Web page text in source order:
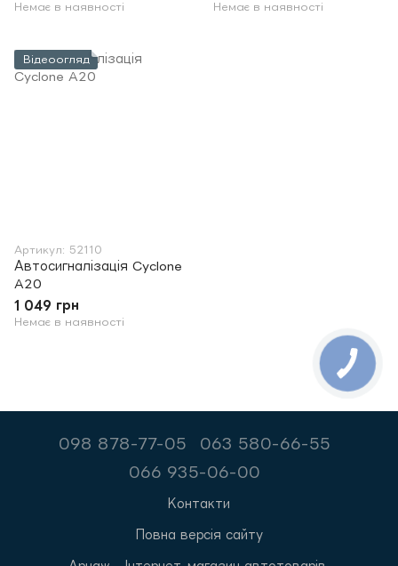
Немає в наявності Немає в наявності
Відеоогляд
Артикул: 52110
Автосигналізація Cyclone
A20
1 049 грн
Немає в наявності
098 878-77-05
063 580-66-55
066 935-06-00
Контакти
Повна версія сайту